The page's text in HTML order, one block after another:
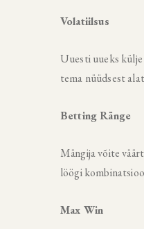
Volatiilsus
Uuesti uueks
tema nüüdsest
Betting Ränge
Mängija võite
löögi
Max Win